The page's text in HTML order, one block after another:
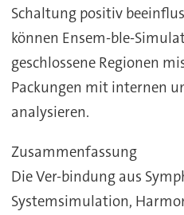
Schaltung positiv
können Ensem-ble-
geschlossene Regionen
Packungen mit internen
analysieren.
Zusammenfassung
Die Ver-bindung aus
Systemsimulation,